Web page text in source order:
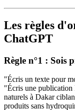
Les règles
ChatGPT
Règle n°1 : Sois
"Écris un texte pour
"Écris une publication
naturels à Dakar
produits sans